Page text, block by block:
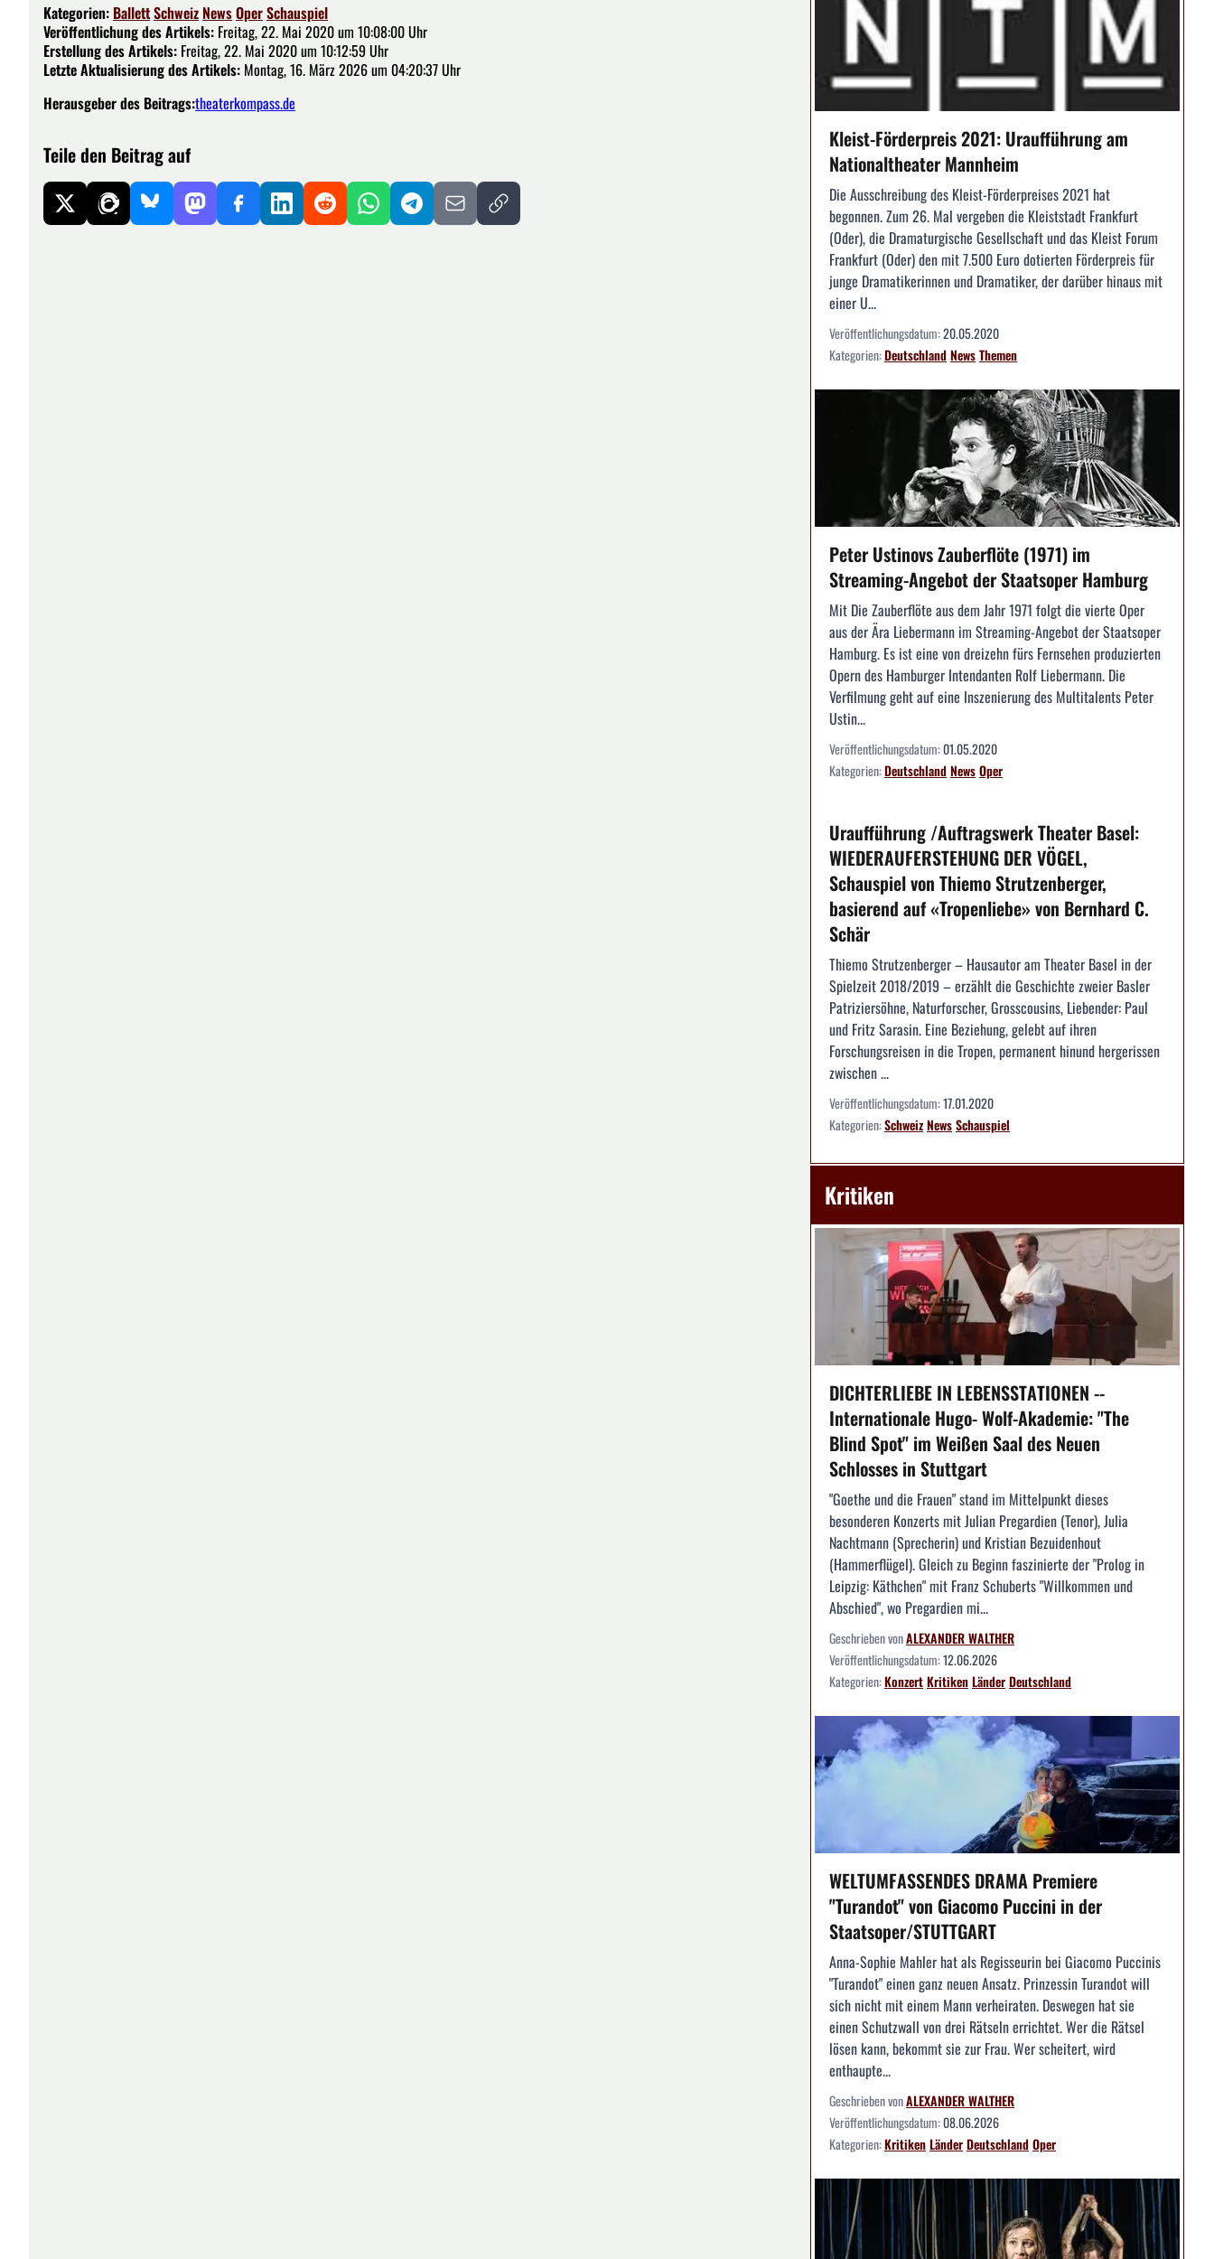
Kategorien: BallettSchweiz NewsOperSchauspiel
Veröffentlichung des Artikels: Freitag, 22. Mai 2020 um 10:08:00 Uhr
Erstellung des Artikels: Freitag, 22. Mai 2020 um 10:12:59 Uhr
Letzte Aktualisierung des Artikels: Montag, 16. März 2026 um 04:20:37 Uhr
Herausgeber des Beitrags:theaterkompass.de
Teile den Beitrag auf
Kleist-Förderpreis 2021: Uraufführung am
Nationaltheater Mannheim
Die Ausschreibung des Kleist-Förderpreises 2021 hat
begonnen. Zum 26. Mal vergeben die Kleiststadt Frankfurt
(Oder), die Dramaturgische Gesellschaft und das Kleist Forum
Frankfurt (Oder) den mit 7.500 Euro dotierten Förderpreis für
junge Dramatikerinnen und Dramatiker, der darüber hinaus mit
einer U...
Veröffentlichungsdatum:20.05.2020
Kategorien:DeutschlandNewsThemen
Peter Ustinovs Zauberflöte (1971) im
Streaming-Angebot der Staatsoper Hamburg
Mit Die Zauberflöte aus dem Jahr 1971 folgt die vierte Oper
aus der Ära Liebermann im Streaming-Angebot der Staatsoper
Hamburg. Es ist eine von dreizehn fürs Fernsehen produzierten
Opern des Hamburger Intendanten Rolf Liebermann. Die
Verfilmung geht auf eine Inszenierung des Multitalents Peter
Ustin...
Veröffentlichungsdatum:01.05.2020
Kategorien:DeutschlandNewsOper
Uraufführung /Auftragswerk Theater Basel:
WIEDERAUFERSTEHUNG DER VÖGEL,
Schauspiel von Thiemo Strutzenberger,
basierend auf «Tropenliebe» von Bernhard C.
Schär
Thiemo Strutzenberger – Hausautor am Theater Basel in der
Spielzeit 2018/2019 – erzählt die Geschichte zweier Basler
Patriziersöhne, Naturforscher, Grosscousins, Liebender: Paul
und Fritz Sarasin. Eine Beziehung, gelebt auf ihren
Forschungsreisen in die Tropen, permanent hinund hergerissen
zwischen ...
Veröffentlichungsdatum:17.01.2020
Kategorien:SchweizNewsSchauspiel
Kritiken
DICHTERLIEBE IN LEBENSSTATIONEN --
Internationale Hugo- Wolf-Akademie: "The
Blind Spot" im Weißen Saal des Neuen
Schlosses in Stuttgart
"Goethe und die Frauen" stand im Mittelpunkt dieses
besonderen Konzerts mit Julian Pregardien (Tenor), Julia
Nachtmann (Sprecherin) und Kristian Bezuidenhout
(Hammerflügel). Gleich zu Beginn faszinierte der "Prolog in
Leipzig: Käthchen" mit Franz Schuberts "Willkommen und
Abschied", wo Pregardien mi...
Geschrieben vonALEXANDER WALTHER
Veröffentlichungsdatum:12.06.2026
Kategorien:KonzertKritikenLänderDeutschland
WELTUMFASSENDES DRAMA Premiere
"Turandot" von Giacomo Puccini in der
Staatsoper/STUTTGART
Anna-Sophie Mahler hat als Regisseurin bei Giacomo Puccinis
"Turandot" einen ganz neuen Ansatz. Prinzessin Turandot will
sich nicht mit einem Mann verheiraten. Deswegen hat sie
einen Schutzwall von drei Rätseln errichtet. Wer die Rätsel
lösen kann, bekommt sie zur Frau. Wer scheitert, wird
enthaupte...
Geschrieben vonALEXANDER WALTHER
Veröffentlichungsdatum:08.06.2026
Kategorien:KritikenLänderDeutschlandOper